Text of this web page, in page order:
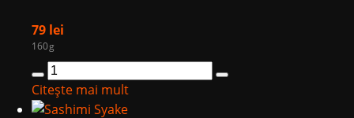
79 lei
160g
Cantitate
Four
Season
Citește mai mult